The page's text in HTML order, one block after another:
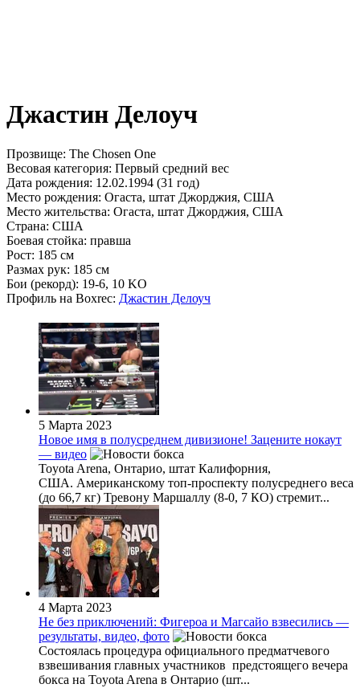
Джастин Делоуч
Прозвище: The Chosen One
Весовая категория: Первый средний вес
Дата рождения: 12.02.1994 (31 год)
Место рождения: Огаста, штат Джорджия, США
Место жительства: Огаста, штат Джорджия, США
Страна: США
Боевая стойка: правша
Рост: 185 см
Размах рук: 185 см
Бои (рекорд): 19-6, 10 KO
Профиль на Boxrec: Джастин Делоуч
5 Марта 2023
Новое имя в полусреднем дивизионе! Зацените нокаут
— видео
Toyota Arena, Онтарио, штат Калифорния,
США. Американскому топ-проспекту полусреднего веса
(до 66,7 кг) Тревону Маршаллу (8-0, 7 КО) стремит...
4 Марта 2023
Не без приключений: Фигероа и Магсайо взвесились —
результаты, видео, фото
Состоялась процедура официального предматчевого
взвешивания главных участников предстоящего вечера
бокса на Toyota Arena в Онтарио (шт...